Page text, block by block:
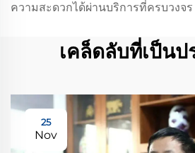
ความสะดวกได้ผ่านบริการที่ครบวงจร
เคล็ดลับที่เป็นป
25
Nov